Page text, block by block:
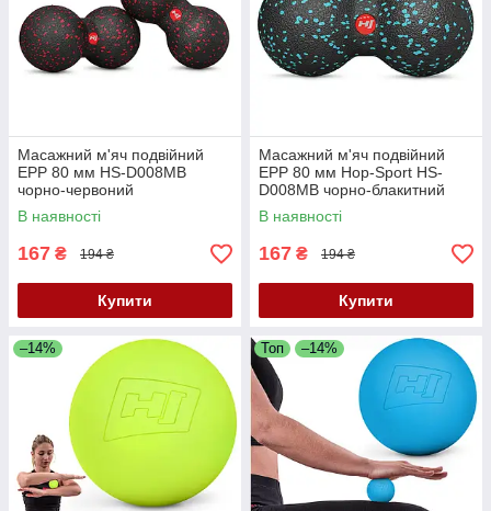
Масажний м'яч подвійний
EPP 80 мм HS-D008MB
чорно-червоний
В наявності
167 ₴ 194 ₴
Купити
Масажний м'яч подвійний
EPP 80 мм Hop-Sport HS-
D008MB чорно-блакитний
В наявності
167 ₴ 194 ₴
Купити
–14% Топ –14%